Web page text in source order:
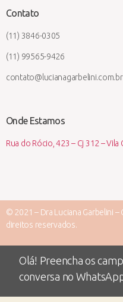
Contato
(11) 3846-0305
(11) 99565-9426
contato@lucianagarbelini.com.br
Onde Estamos
Rua do Rócio, 423 – Cj 312 – Vila
© 2021 – Dra Luciana Garbelini –
direitos reservados.
Olá! Preencha os
conversa no